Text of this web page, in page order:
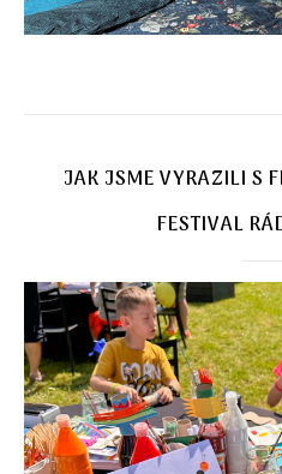
JAK JSME VYRAZILI S
FESTIVAL